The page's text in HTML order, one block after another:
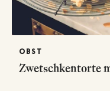
OBST
Zwetschkentorte